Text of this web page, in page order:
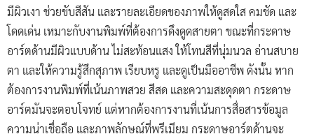
มีผิวเงา ช่วยขับสีสัน และรายละเอียดของภาพให้ดูสดใส คมชัด และ
โดดเด่น เหมาะกับงานพิมพ์ที่ต้องการดึงดูดสายตา ขณะที่กระดาษ
อาร์ตด้านมีผิวแบบด้าน ไม่สะท้อนแสง ให้โทนสีที่นุ่มนวล อ่านสบาย
ตา และให้ความรู้สึกสุภาพ เรียบหรู และดูเป็นมืออาชีพ ดังนั้น หาก
ต้องการงานพิมพ์ที่เน้นภาพสวย สีสด และความสะดุดตา กระดาษ
อาร์ตมันจะตอบโจทย์ แต่หากต้องการงานที่เน้นการสื่อสารข้อมูล
ความน่าเชื่อถือ และภาพลักษณ์ที่พรีเมียม กระดาษอาร์ตด้านจะ